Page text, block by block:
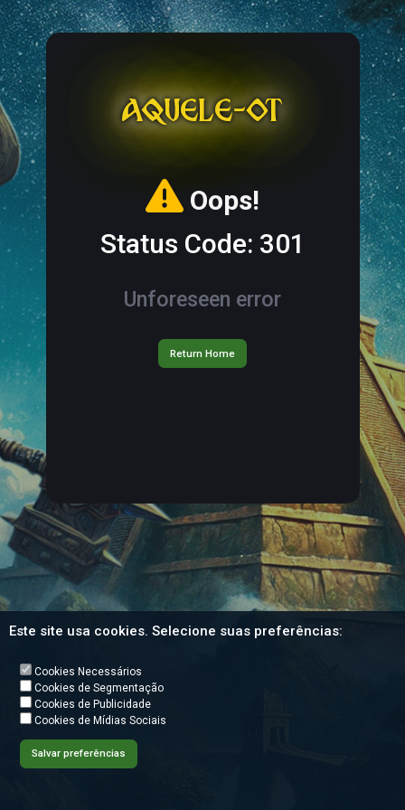
AQUELE-OT
Oops!
Status Code: 301
Unforeseen error
Return Home
Este site usa cookies. Selecione suas preferências:
Cookies Necessários
Cookies de Segmentação
Cookies de Publicidade
Cookies de Mídias Sociais
Salvar preferências